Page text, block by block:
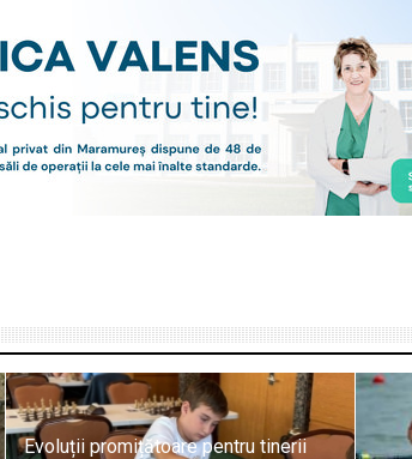
Evoluții promițătoare pentru tinerii